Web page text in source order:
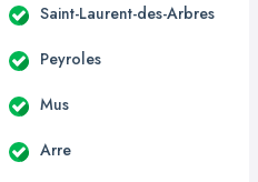
Saint-Laurent-des-Arbres
Peyroles
Mus
Arre